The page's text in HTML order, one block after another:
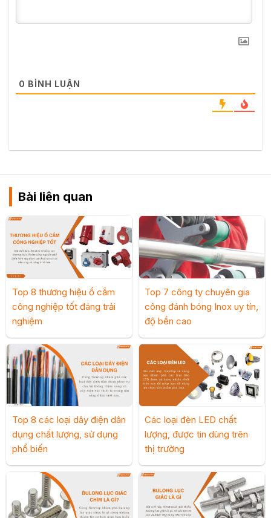
0 BÌNH LUẬN
Bài liên quan
Top 8 thương hiệu ổ cắm
công nghiệp tốt đáng trải
nghiệm
Top 7 công ty chuyên gia
công đánh bóng Inox uy tín,
độ bền cao
Top 8 các loại dây điện dân
dụng chất lượng, sử dụng
phổ biến
Các loại đèn LED chất
lượng, được tin dùng trên
thị trường